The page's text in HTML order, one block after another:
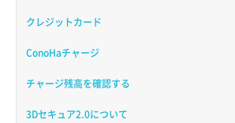
クレジットカード
ConoHaチャージ
チャージ残高を確認する
3Dセキュア2.0について